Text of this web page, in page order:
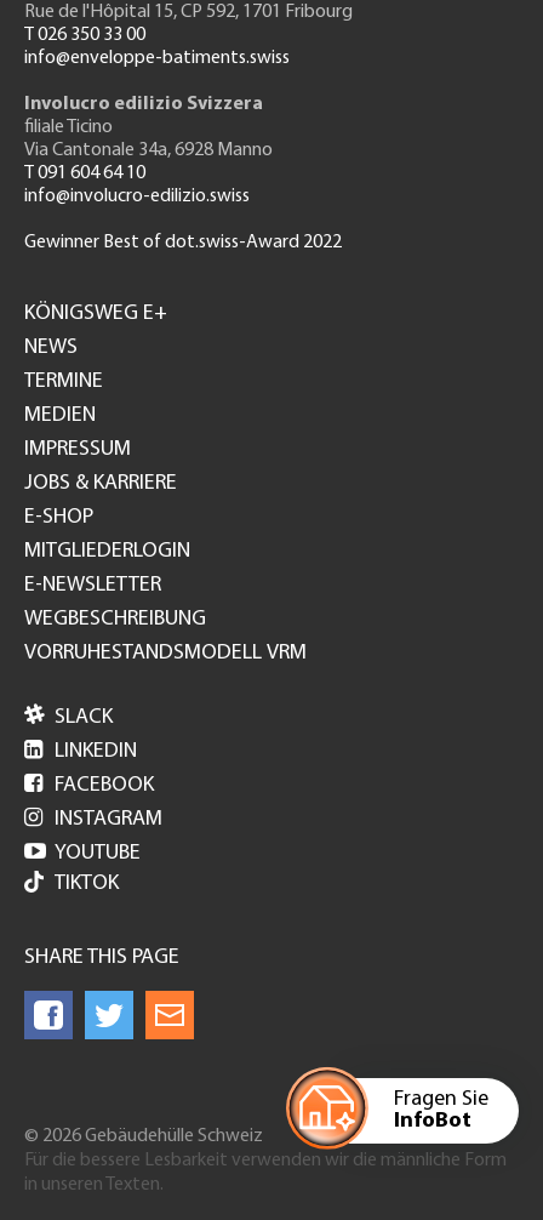
Fragen Sie
InfoBot
Rue de l'Hôpital 15, CP 592, 1701 Fribourg
T 026 350 33 00
info@enveloppe-batiments.swiss
Involucro edilizio Svizzera
filiale Ticino
Via Cantonale 34a, 6928 Manno
T 091 604 64 10
info@involucro-edilizio.swiss
Gewinner Best of dot.swiss-Award 2022
GH
KÖNIGSWEG E+
NEWS
TERMINE
MEDIEN
IMPRESSUM
JOBS & KARRIERE
E-SHOP
MITGLIEDERLOGIN
E-NEWSLETTER
WEGBESCHREIBUNG
VORRUHESTANDSMODELL VRM
 SLACK
 LINKEDIN
 FACEBOOK
 INSTAGRAM
 YOUTUBE
TIKTOK
SHARE THIS PAGE
© 2026 Gebäudehülle Schweiz
Für die bessere Lesbarkeit verwenden wir die männliche Form
in unseren Texten.